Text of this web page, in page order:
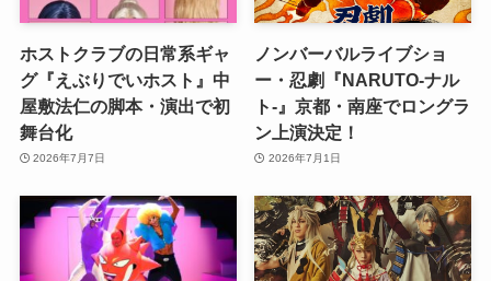
ホストクラブの日常系ギャ
グ『えぶりでいホスト』中
屋敷法仁の脚本・演出で初
舞台化
2026年7月7日
ノンバーバルライブショ
ー・忍劇『NARUTO-ナル
ト-』京都・南座でロングラ
ン上演決定！
2026年7月1日